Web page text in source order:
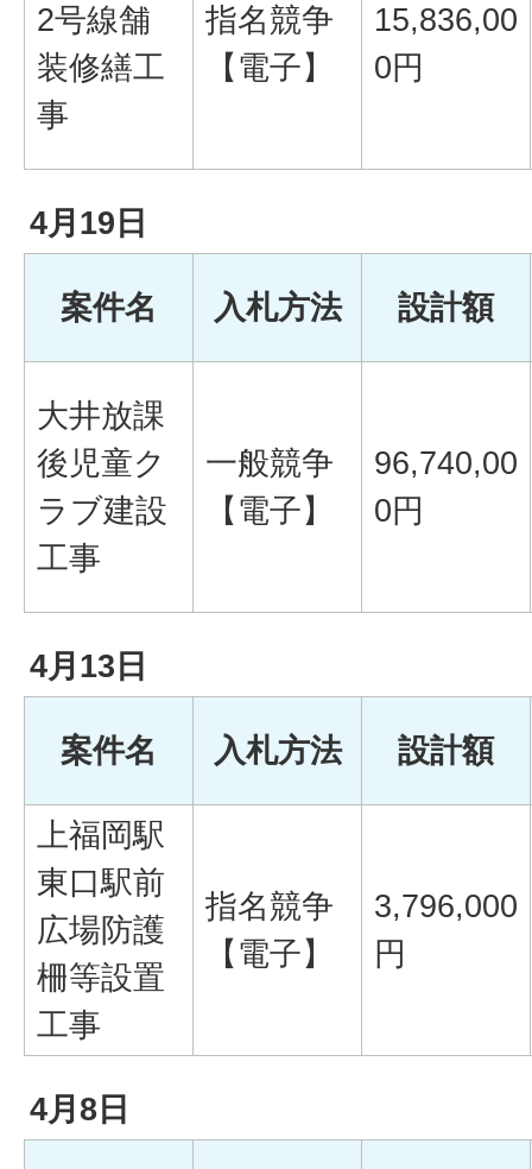
2号線舗
装修繕工
事
指名競争
【電子】
15,836,00
0円
4月19日
案件名 入札方法 設計額
大井放課
後児童ク
ラブ建設
工事
一般競争
【電子】
96,740,00
0円
4月13日
案件名 入札方法 設計額
上福岡駅
東口駅前
広場防護
柵等設置
工事
指名競争
【電子】
3,796,000
円
4月8日